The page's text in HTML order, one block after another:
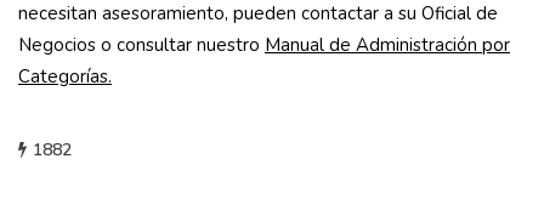
necesitan asesoramiento, pueden contactar a su Oficial de
Negocios o consultar nuestro Manual de Administración por
Categorías.
1882